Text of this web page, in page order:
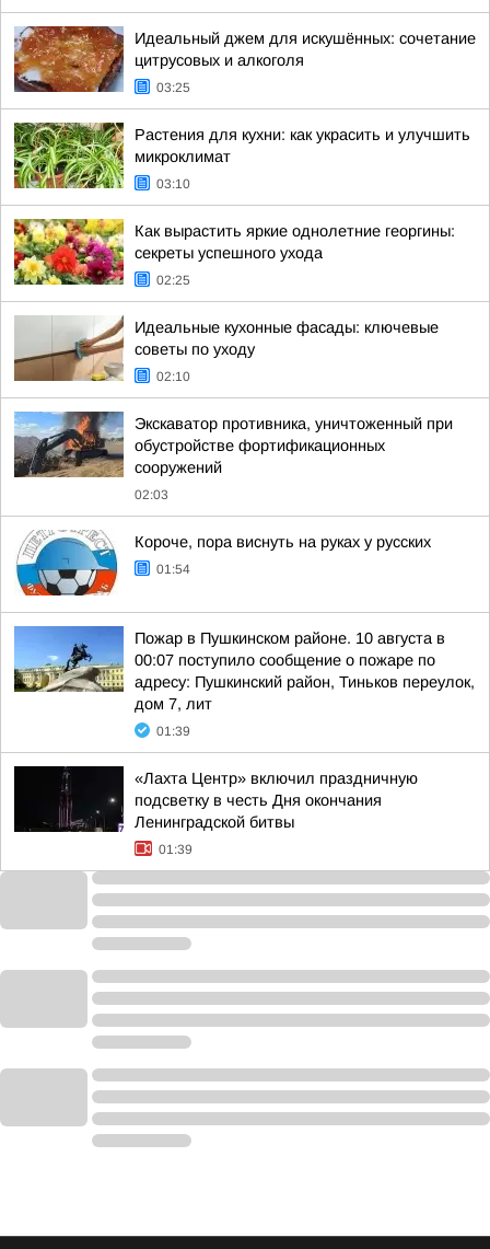
Идеальный джем для искушённых: сочетание
цитрусовых и алкоголя
03:25
Растения для кухни: как украсить и улучшить
микроклимат
03:10
Как вырастить яркие однолетние георгины:
секреты успешного ухода
02:25
Идеальные кухонные фасады: ключевые
советы по уходу
02:10
Экскаватор противника, уничтоженный при
обустройстве фортификационных
сооружений
02:03
Короче, пора виснуть на руках у русских
01:54
Пожар в Пушкинском районе. 10 августа в
00:07 поступило сообщение о пожаре по
адресу: Пушкинский район, Тиньков переулок,
дом 7, лит
01:39
«Лахта Центр» включил праздничную
подсветку в честь Дня окончания
Ленинградской битвы
01:39